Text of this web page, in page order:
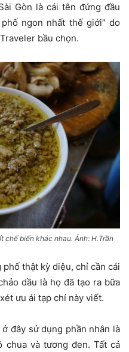
Gòn là cái tên đứng đầu
ngon nhất thế giới” do
bầu chọn.
chế biến khác nhau. Ảnh: H.Trần
thật kỳ diệu, chỉ cần cái
dầu là họ đã tạo ra bữa
ưu ái tạp chí này viết.
đây sử dụng phần nhân là
chua và tương đen. Tất cả